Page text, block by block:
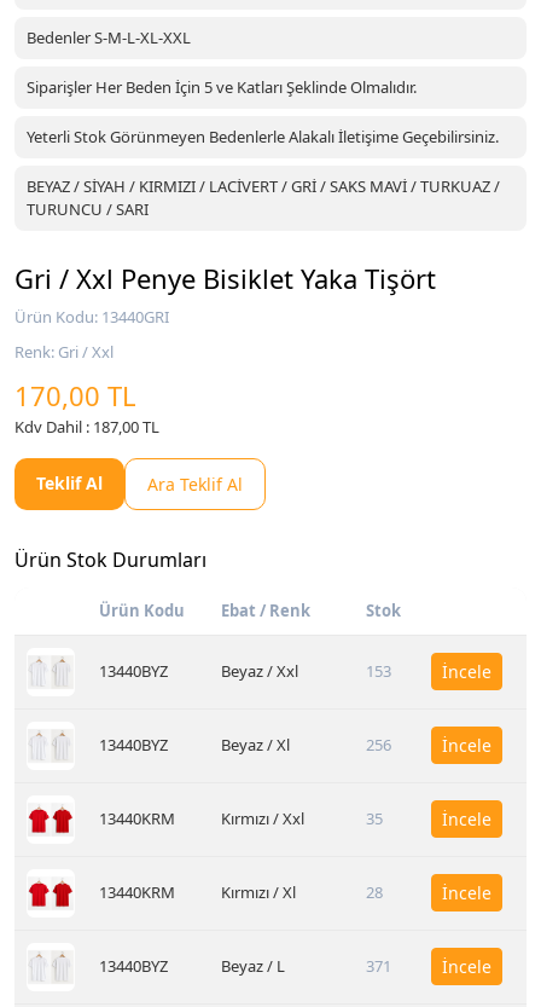
Bedenler S-M-L-XL-XXL
Siparişler Her Beden İçin 5 ve Katları Şeklinde Olmalıdır.
Yeterli Stok Görünmeyen Bedenlerle Alakalı İletişime Geçebilirsiniz.
BEYAZ / SİYAH / KIRMIZI / LACİVERT / GRİ / SAKS MAVİ / TURKUAZ /
TURUNCU / SARI
Gri / Xxl Penye Bisiklet Yaka Tişört
Ürün Kodu: 13440GRI
Renk: Gri / Xxl
170,00 TL
Kdv Dahil : 187,00 TL
Teklif Al Ara Teklif Al
Ürün Stok Durumları
Ürün Kodu Ebat / Renk Stok
13440BYZ Beyaz / Xxl 153 İncele
13440BYZ Beyaz / Xl 256 İncele
13440KRM Kırmızı / Xxl 35 İncele
13440KRM Kırmızı / Xl 28 İncele
13440BYZ Beyaz / L 371 İncele